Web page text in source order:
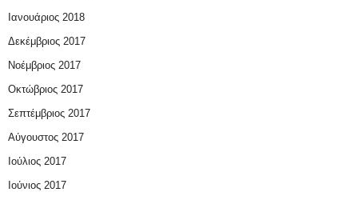
Ιανουάριος 2018
Δεκέμβριος 2017
Νοέμβριος 2017
Οκτώβριος 2017
Σεπτέμβριος 2017
Αύγουστος 2017
Ιούλιος 2017
Ιούνιος 2017